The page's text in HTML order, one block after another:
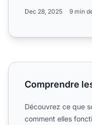
Dec 28, 2025 9 min
Comprendre les
Comprendre
Découvrez ce que
comment elles